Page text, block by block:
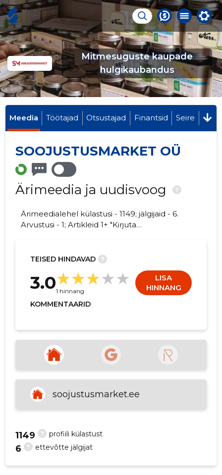
Mitmesuguste kaupade
hulgikaubandus
Meedia Töötajad Otsustajad Finantsid Seire
SOOJUSTUSMARKET OÜ
Ärimeedia ja uudisvoog ?
Ärimeedialehel külastusi - 1149; jälgijaid - 6.
Arvustusi - 1; Artikleid 1+ "Kirjuta
TEISED HINDAVAD ?
3.01 hinnang
LISA
HINNANG
KOMMENTAARID
soojustusmarket.ee
? profiili külastust
1149
? ettevõtte jälgijat
6